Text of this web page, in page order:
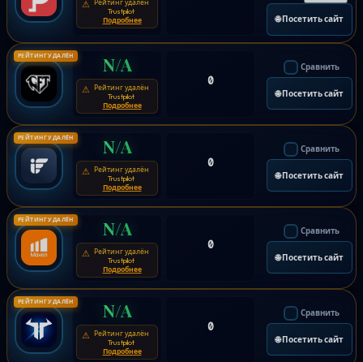
⚠
Trustpilot
Подробнее
🌐 Посетить сайт
РЕЙТИНГ УДАЛЁН N/A
⚠ Рейтинг удалён
Trustpilot
Подробнее
0
Сравнить
🌐 Посетить сайт
РЕЙТИНГ УДАЛЁН N/A
⚠ Рейтинг удалён
Trustpilot
Подробнее
0
Сравнить
🌐 Посетить сайт
РЕЙТИНГ УДАЛЁН N/A
⚠ Рейтинг удалён
Trustpilot
Подробнее
0
Сравнить
🌐 Посетить сайт
РЕЙТИНГ УДАЛЁН N/A
⚠ Рейтинг удалён
Trustpilot
Подробнее
0
Сравнить
🌐 Посетить сайт